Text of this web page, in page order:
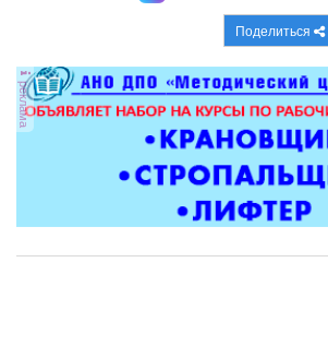
Я - пенсионер
Поделиться
реклама